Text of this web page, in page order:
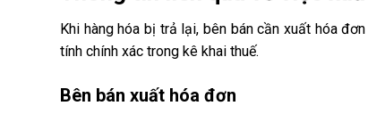
Khi hàng hóa bị trả lại, bên bán cần xuất hóa
tính chính xác trong kê khai thuế.
Bên bán xuất hóa đơn